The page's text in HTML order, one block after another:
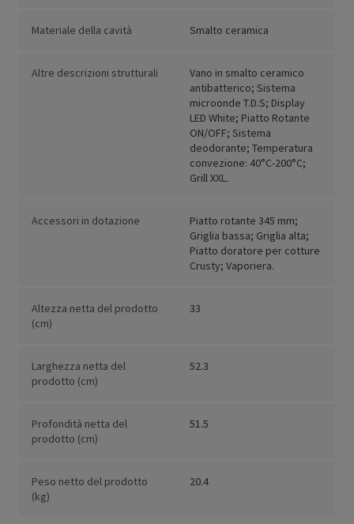
Materiale della cavità Smalto ceramica
Altre descrizioni strutturali
Vano in smalto ceramico
antibatterico; Sistema
microonde T.D.S; Display
LED White; Piatto Rotante
ON/OFF; Sistema
deodorante; Temperatura
convezione: 40°C-200°C;
Grill XXL.
Accessori in dotazione
Piatto rotante 345 mm;
Griglia bassa; Griglia alta;
Piatto doratore per cotture
Crusty; Vaporiera.
Altezza netta del prodotto
(cm)
33
Larghezza netta del
prodotto (cm)
52.3
Profondità netta del
prodotto (cm)
51.5
Peso netto del prodotto
(kg)
20.4